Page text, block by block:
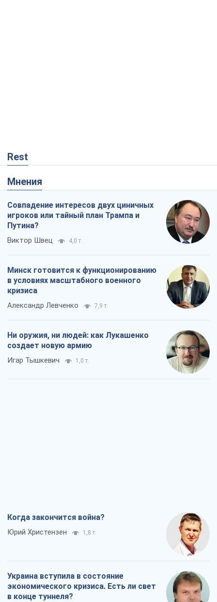
Rest
Мнения
Совпадение интересов двух циничных
игроков или тайный план Трампа и
Путина?
Виктор Швец 4,0 т.
Минск готовится к функционированию
в условиях масштабного военного
кризиса
Александр Левченко 7,9 т.
Ни оружия, ни людей: как Лукашенко
создает новую армию
Игар Тышкевич 1,0 т.
Когда закончится война?
Юрий Христензен 1,8 т.
Украина вступила в состояние
экономического кризиса. Есть ли свет
в конце туннеля?